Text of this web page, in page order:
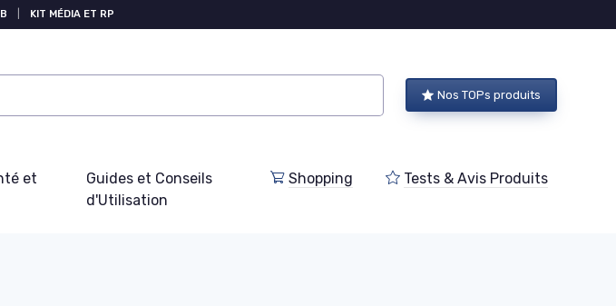
KIT MÉDIA ET RP
Nos TOPs produits
et
Guides et Conseils
d'Utilisation
Shopping Tests & Avis Produits